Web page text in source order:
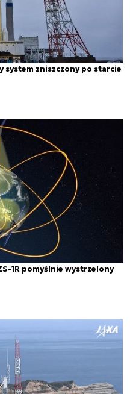
system zniszczony po starcie
1R pomyślnie wystrzelony